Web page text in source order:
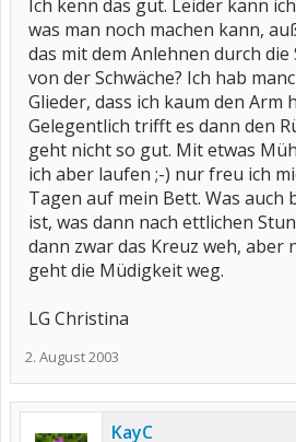
Ich kenn das gut. Leider kann
was man noch machen kann,
das mit dem Anlehnen durch die
von der Schwäche? Ich hab
Glieder, dass ich kaum den Arm
Gelegentlich trifft es dann den
geht nicht so gut. Mit etwas
ich aber laufen ;-) nur freu ich
Tagen auf mein Bett. Was auch
ist, was dann nach ettlichen
dann zwar das Kreuz weh, aber
geht die Müdigkeit weg.
LG Christina
2. August 2003
KayC